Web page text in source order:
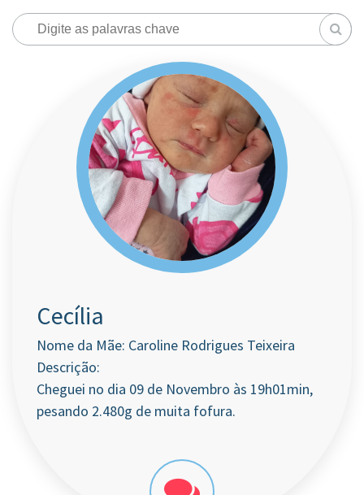
Cecília
Nome da Mãe: Caroline Rodrigues Teixeira
Descrição:
Cheguei no dia 09 de Novembro às 19h01min,
pesando 2.480g de muita fofura.